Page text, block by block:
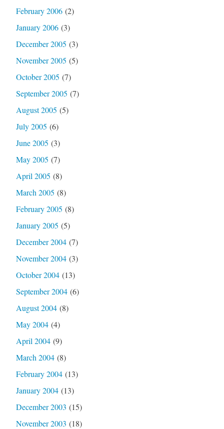
February 2006(2)
January 2006(3)
December 2005 (3)
November 2005 (5)
October 2005 (7)
September 2005 (7)
August 2005 (5)
July 2005 (6)
June 2005 (3)
May 2005 (7)
April 2005 (8)
March 2005 (8)
February 2005 (8)
January 2005 (5)
December 2004(7)
November 2004(3)
October 2004(13)
September 2004(6)
August 2004(8)
May 2004(4)
April 2004(9)
March 2004(8)
February 2004(13)
January 2004(13)
December 2003 (15)
November 2003 (18)